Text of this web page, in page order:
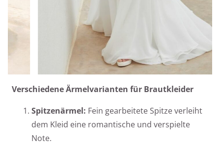
Verschiedene Ärmelvarianten für Brautkleider
Spitzenärmel: Fein gearbeitete Spitze verleiht
dem Kleid eine romantische und verspielte
Note.